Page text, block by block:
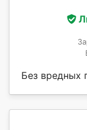
Без вредных